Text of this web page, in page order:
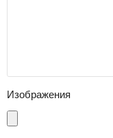
Изображения